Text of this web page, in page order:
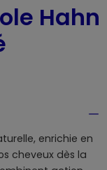
Hahn
enrichie en
cheveux dès la